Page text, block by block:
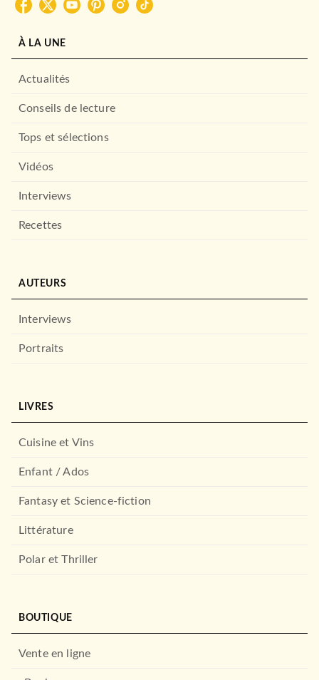
À LA UNE
Actualités
Conseils de lecture
Tops et sélections
Vidéos
Interviews
Recettes
AUTEURS
Interviews
Portraits
LIVRES
Cuisine et Vins
Enfant / Ados
Fantasy et Science-fiction
Littérature
Polar et Thriller
BOUTIQUE
Vente en ligne